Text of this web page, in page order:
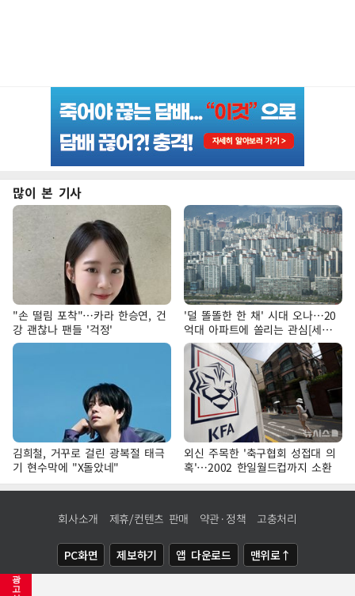
광
고
많이 본 기사
"손 떨림 포착"…카라 한승연, 건
강 괜찮나 팬들 '걱정'
'덜 똘똘한 한 채' 시대 오나…20
억대 아파트에 쏠리는 관심[세제
개편, 그 이후②]
김희철, 거꾸로 걸린 광복절 태극
기 현수막에 "X돌았네"
외신 주목한 '축구협회 성접대 의
혹'…2002 한일월드컵까지 소환
회사소개 제휴/컨텐츠 판매 약관·정책 고충처리
PC화면 제보하기 앱 다운로드 맨위로↑